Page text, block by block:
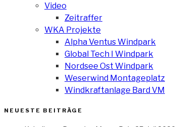
Video
Zeitraffer
WKA Projekte
Alpha Ventus Windpark
Global Tech I Windpark
Nordsee Ost Windpark
Weserwind Montageplatz
Windkraftanlage Bard VM
NEUESTE BEITRÄGE